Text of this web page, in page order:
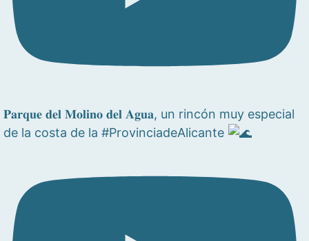
𝐏𝐚𝐫𝐪𝐮𝐞 𝐝𝐞𝐥 𝐌𝐨𝐥𝐢𝐧𝐨 𝐝𝐞𝐥 𝐀𝐠𝐮𝐚, un rincón muy especial
de la costa de la #ProvinciadeAlicante